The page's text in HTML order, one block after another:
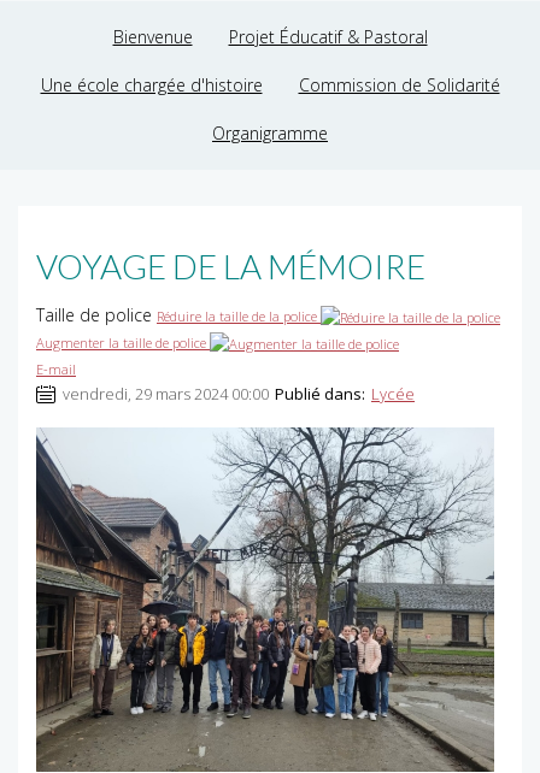
Bienvenue Projet Éducatif & Pastoral
Une école chargée d'histoire Commission de Solidarité
Organigramme
VOYAGE DE LA MÉMOIRE
Taille de police Réduire la taille de la police
Augmenter la taille de police
E-mail
vendredi, 29 mars 2024 00:00 Publié dans: Lycée